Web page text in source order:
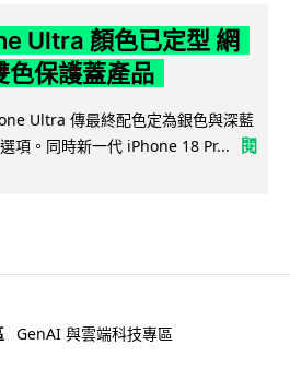
Ultra 顏色已定型 網
色保護蓋產品
Ultra 傳最終配色定為銀色與深藍
項。同時新一代 iPhone 18 Pr...
閱
GenAI 與雲端科技專區